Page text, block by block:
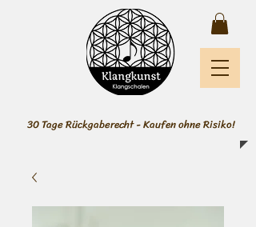
30 Tage Rückgaberecht - Kaufen ohne Risiko!